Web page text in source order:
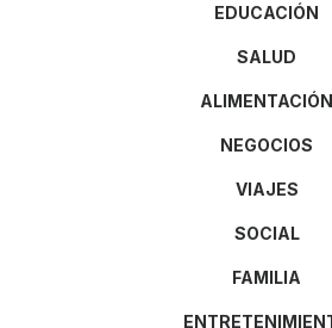
EDUCACIÓN
SALUD
ALIMENTACIÓN
NEGOCIOS
VIAJES
SOCIAL
FAMILIA